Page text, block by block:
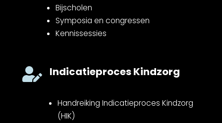
Bijscholen
Symposia en congressen
Kennissessies
 Indicatieproces Kindzorg
Handreiking Indicatieproces Kindzorg
(HIK)